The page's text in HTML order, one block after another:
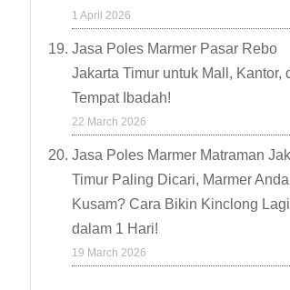
1 April 2026
Jasa Poles Marmer Pasar Rebo
Jakarta Timur untuk Mall, Kantor,
Tempat Ibadah!
22 March 2026
Jasa Poles Marmer Matraman
Timur Paling Dicari, Marmer Anda
Kusam? Cara Bikin Kinclong Lagi
dalam 1 Hari!
19 March 2026